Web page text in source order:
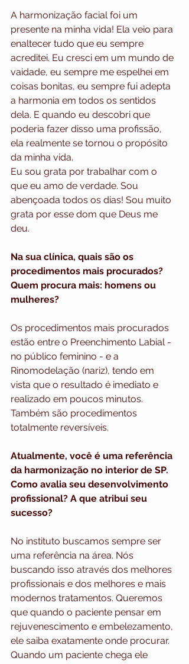
A harmonização facial foi um
presente na minha vida! Ela veio para
enaltecer tudo que eu sempre
acreditei. Eu cresci em um mundo de
vaidade, eu sempre me espelhei em
coisas bonitas, eu sempre fui adepta
a harmonia em todos os sentidos
dela. E quando eu descobri que
poderia fazer disso uma profissão,
ela realmente se tornou o propósito
da minha vida.
Eu sou grata por trabalhar com o
que eu amo de verdade. Sou
abençoada todos os dias! Sou muito
grata por esse dom que Deus me
deu.
Na sua clínica, quais são os
procedimentos mais procurados?
Quem procura mais: homens ou
mulheres?
Os procedimentos mais procurados
estão entre o Preenchimento Labial -
no público feminino - e a
Rinomodelação (nariz), tendo em
vista que o resultado é imediato e
realizado em poucos minutos.
Também são procedimentos
totalmente reversíveis.
Atualmente, você é uma referência
da harmonização no interior de SP.
Como avalia seu desenvolvimento
profissional? A que atribui seu
sucesso?
No instituto buscamos sempre ser
uma referência na área. Nós
buscando isso através dos melhores
profissionais e dos melhores e mais
modernos tratamentos. Queremos
que quando o paciente pensar em
rejuvenescimento e embelezamento,
ele saiba exatamente onde procurar.
Quando um paciente chega ele